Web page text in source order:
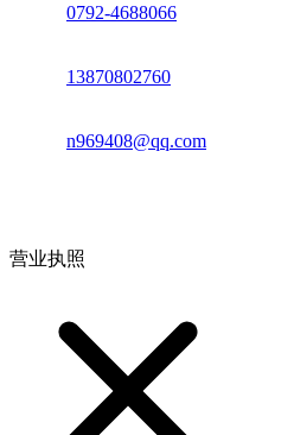
0792-4688066
13870802760
n969408@qq.com
营业执照